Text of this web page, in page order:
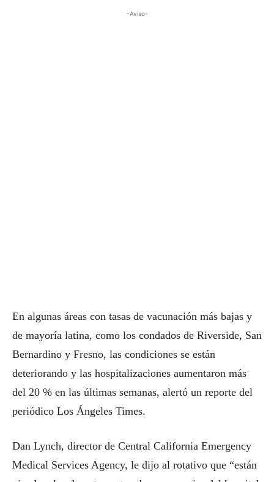
-Aviso-
En algunas áreas con tasas de vacunación más bajas y
de mayoría latina, como los condados de Riverside, San
Bernardino y Fresno, las condiciones se están
deteriorando y las hospitalizaciones aumentaron más
del 20 % en las últimas semanas, alertó un reporte del
periódico Los Ángeles Times.
Dan Lynch, director de Central California Emergency
Medical Services Agency, le dijo al rotativo que “están